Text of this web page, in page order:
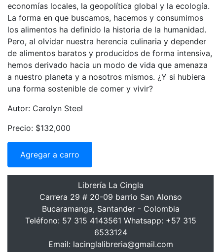
economías locales, la geopolítica global y la ecología.
La forma en que buscamos, hacemos y consumimos
los alimentos ha definido la historia de la humanidad.
Pero, al olvidar nuestra herencia culinaria y depender
de alimentos baratos y producidos de forma intensiva,
hemos derivado hacia un modo de vida que amenaza
a nuestro planeta y a nosotros mismos. ¿Y si hubiera
una forma sostenible de comer y vivir?
Autor: Carolyn Steel
Precio: $132,000
Agregar a carro
Librería La Cingla
Carrera 29 # 20-09 barrio San Alonso
Bucaramanga, Santander - Colombia
Teléfono: 57 315 4143561 Whatsapp: +57 315
6533124
Email: lacinglalibreria@gmail.com